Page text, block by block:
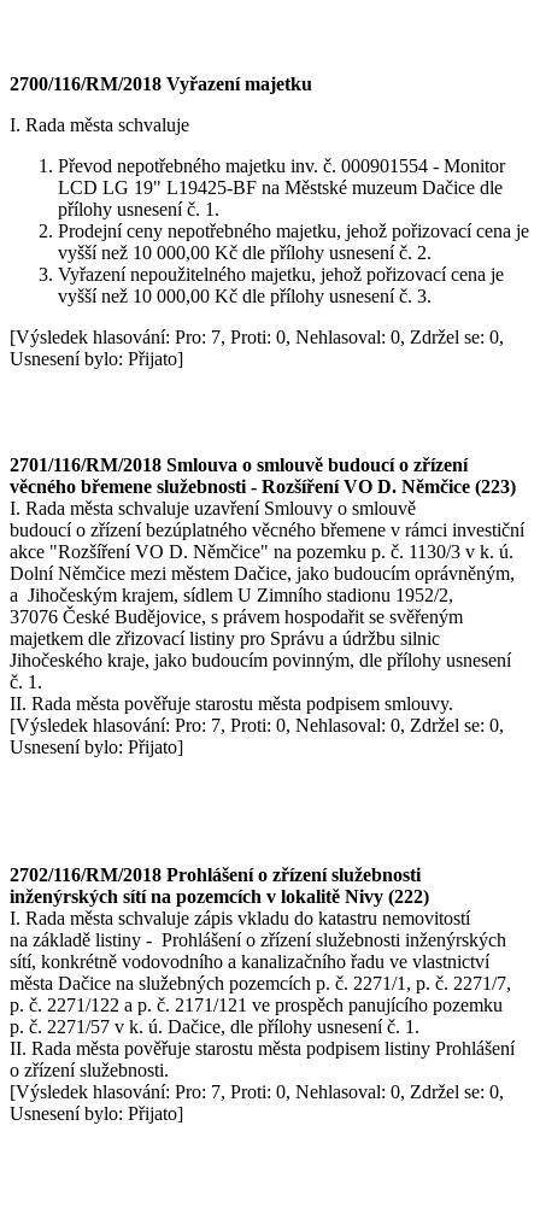
2700/116/RM/2018 Vyřazení majetku
I. Rada města schvaluje
Převod nepotřebného majetku inv. č. 000901554 - Monitor
LCD LG 19" L19425-BF na Městské muzeum Dačice dle
přílohy usnesení č. 1.
Prodejní ceny nepotřebného majetku, jehož pořizovací cena je
vyšší než 10 000,00 Kč dle přílohy usnesení č. 2.
Vyřazení nepoužitelného majetku, jehož pořizovací cena je
vyšší než 10 000,00 Kč dle přílohy usnesení č. 3.
[Výsledek hlasování: Pro: 7, Proti: 0, Nehlasoval: 0, Zdržel se: 0,
Usnesení bylo: Přijato]
2701/116/RM/2018 Smlouva o smlouvě budoucí o zřízení
věcného břemene služebnosti - Rozšíření VO D. Němčice (223)
I. Rada města schvaluje uzavření Smlouvy o smlouvě
budoucí o zřízení bezúplatného věcného břemene v rámci investiční
akce "Rozšíření VO D. Němčice" na pozemku p. č. 1130/3 v k. ú.
Dolní Němčice mezi městem Dačice, jako budoucím oprávněným,
a Jihočeským krajem, sídlem U Zimního stadionu 1952/2,
37076 České Budějovice, s právem hospodařit se svěřeným
majetkem dle zřizovací listiny pro Správu a údržbu silnic
Jihočeského kraje, jako budoucím povinným, dle přílohy usnesení
č. 1.
II. Rada města pověřuje starostu města podpisem smlouvy.
[Výsledek hlasování: Pro: 7, Proti: 0, Nehlasoval: 0, Zdržel se: 0,
Usnesení bylo: Přijato]
2702/116/RM/2018 Prohlášení o zřízení služebnosti
inženýrských sítí na pozemcích v lokalitě Nivy (222)
I. Rada města schvaluje zápis vkladu do katastru nemovitostí
na základě listiny - Prohlášení o zřízení služebnosti inženýrských
sítí, konkrétně vodovodního a kanalizačního řadu ve vlastnictví
města Dačice na služebných pozemcích p. č. 2271/1, p. č. 2271/7,
p. č. 2271/122 a p. č. 2171/121 ve prospěch panujícího pozemku
p. č. 2271/57 v k. ú. Dačice, dle přílohy usnesení č. 1.
II. Rada města pověřuje starostu města podpisem listiny Prohlášení
o zřízení služebnosti.
[Výsledek hlasování: Pro: 7, Proti: 0, Nehlasoval: 0, Zdržel se: 0,
Usnesení bylo: Přijato]